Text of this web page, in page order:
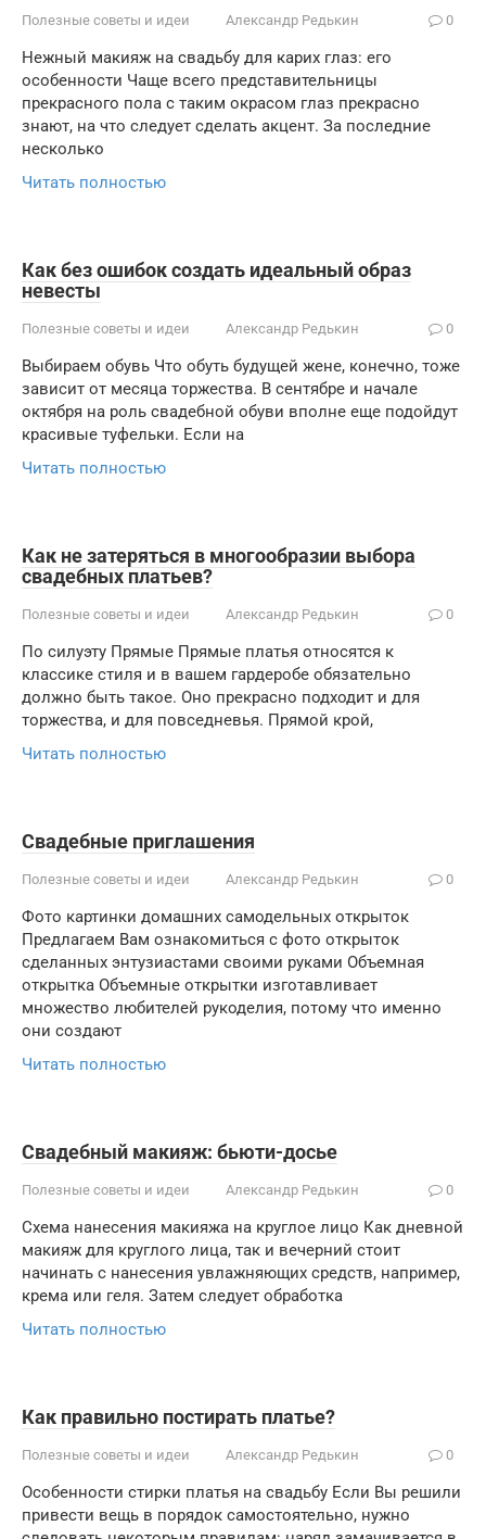
Полезные советы и идеи Александр Редькин 0
Нежный макияж на свадьбу для карих глаз: его
особенности Чаще всего представительницы
прекрасного пола с таким окрасом глаз прекрасно
знают, на что следует сделать акцент. За последние
несколько
Читать полностью
Как без ошибок создать идеальный образ
невесты
Полезные советы и идеи Александр Редькин 0
Выбираем обувь Что обуть будущей жене, конечно, тоже
зависит от месяца торжества. В сентябре и начале
октября на роль свадебной обуви вполне еще подойдут
красивые туфельки. Если на
Читать полностью
Как не затеряться в многообразии выбора
свадебных платьев?
Полезные советы и идеи Александр Редькин 0
По силуэту Прямые Прямые платья относятся к
классике стиля и в вашем гардеробе обязательно
должно быть такое. Оно прекрасно подходит и для
торжества, и для повседневья. Прямой крой,
Читать полностью
Свадебные приглашения
Полезные советы и идеи Александр Редькин 0
Фото картинки домашних самодельных открыток
Предлагаем Вам ознакомиться с фото открыток
сделанных энтузиастами своими руками Объемная
открытка Объемные открытки изготавливает
множество любителей рукоделия, потому что именно
они создают
Читать полностью
Свадебный макияж: бьюти-досье
Полезные советы и идеи Александр Редькин 0
Схема нанесения макияжа на круглое лицо Как дневной
макияж для круглого лица, так и вечерний стоит
начинать с нанесения увлажняющих средств, например,
крема или геля. Затем следует обработка
Читать полностью
Как правильно постирать платье?
Полезные советы и идеи Александр Редькин 0
Особенности стирки платья на свадьбу Если Вы решили
привести вещь в порядок самостоятельно, нужно